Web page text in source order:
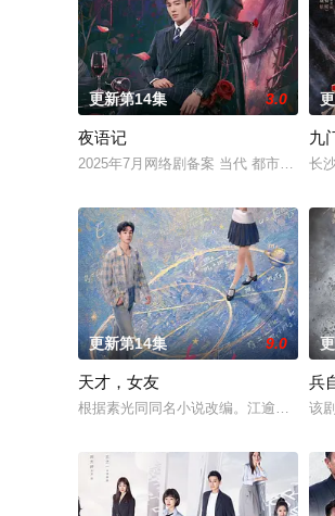
更新第14集 3.0
夜语记
2025年7月网络剧备案 当代 都市 海南越
九
长
更新第14集 9.0
天才，女友
根据素光同同名小说改编。江逾白长大
兵
该